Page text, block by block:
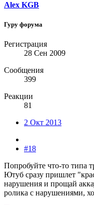
Alex KGB
Гуру форума
Регистрация
28 Сен 2009
Сообщения
399
Реакции
81
2 Окт 2013
#18
Попробуйте что-то типа
Ютуб сразу пришлет
нарушения и прощай
ролика с нарушениями,